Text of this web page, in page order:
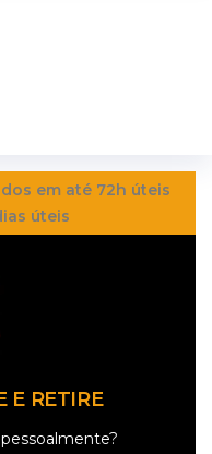
em até 72h úteis
úteis
E RETIRE